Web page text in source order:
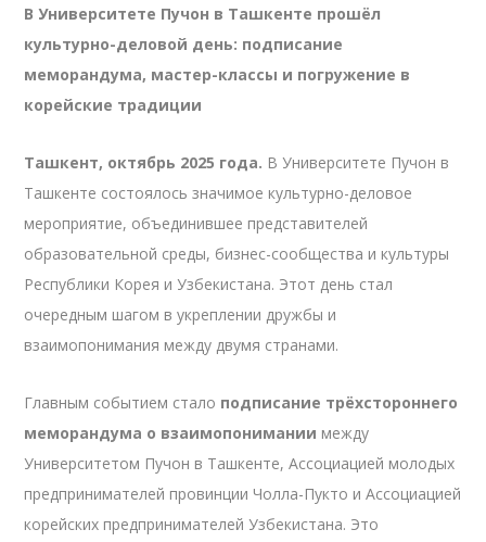
В Университете Пучон в Ташкенте прошёл
культурно-деловой день: подписание
меморандума, мастер-классы и погружение в
корейские традиции
Ташкент, октябрь 2025 года. В Университете Пучон в
Ташкенте состоялось значимое культурно-деловое
мероприятие, объединившее представителей
образовательной среды, бизнес-сообщества и культуры
Республики Корея и Узбекистана. Этот день стал
очередным шагом в укреплении дружбы и
взаимопонимания между двумя странами.
Главным событием стало подписание трёхстороннего
меморандума о взаимопонимании между
Университетом Пучон в Ташкенте, Ассоциацией молодых
предпринимателей провинции Чолла-Пукто и Ассоциацией
корейских предпринимателей Узбекистана. Это